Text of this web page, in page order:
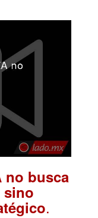
no busca
sino
.